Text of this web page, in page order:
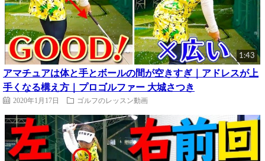
1:43
アマチュアは体と手とボールの間が空きすぎ｜アドレスが上
手くなる構え方｜プロゴルファー 大城さつき
2020年1月17日 ゴルフのレッスン動画